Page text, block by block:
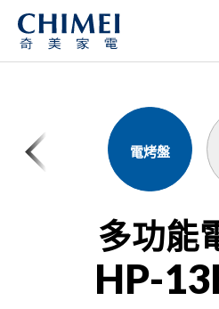
電烤盤
多功能
HP-